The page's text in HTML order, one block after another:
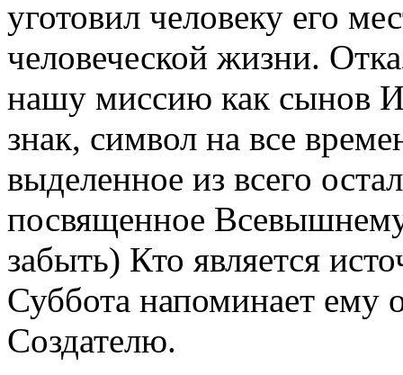
уготовил человеку его
человеческой жизни.
нашу миссию как сынов
знак, символ на все
выделенное из всего
посвященное
забыть) Кто является
Суббота напоминает ему
Создателю.